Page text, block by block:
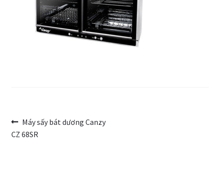
Điều
hướng
Bài
trước:
Máy sấy bát dương Canzy
CZ 68SR